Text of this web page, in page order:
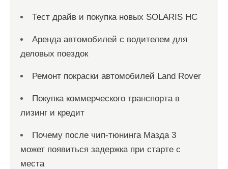
Тест драйв и покупка новых SOLARIS HC
Аренда автомобилей с водителем для
деловых поездок
Ремонт покраски автомобилей Land Rover
Покупка коммерческого транспорта в
лизинг и кредит
Почему после чип-тюнинга Мазда 3
может появиться задержка при старте с
места